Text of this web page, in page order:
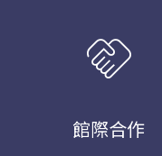
handshake
館際合作